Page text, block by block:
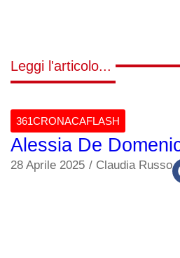
Leggi l'articolo...
361CRONACAFLASH
Alessia De
28 Aprile 2025 / Claudia Russo